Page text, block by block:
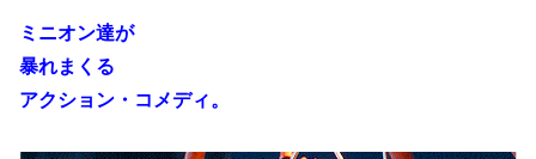
ミニオン達が
暴れまくる
アクション・コメディ。